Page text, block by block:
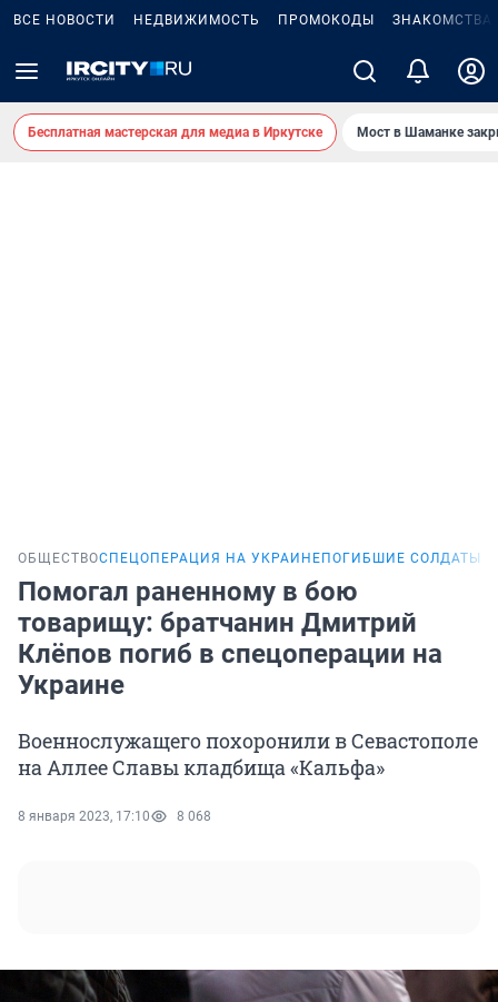
ВСЕ НОВОСТИ НЕДВИЖИМОСТЬ ПРОМОКОДЫ ЗНАКОМСТВА
Бесплатная мастерская для медиа в Иркутске Мост в Шаманке
ОБЩЕСТВОСПЕЦОПЕРАЦИЯ НА УКРАИНЕ ПОГИБШИЕ СОЛДАТЫ
Помогал раненному в бою
товарищу: братчанин Дмитрий
Клёпов погиб в спецоперации на
Украине
Военнослужащего похоронили в Севастополе
на Аллее Славы кладбища «Кальфа»
8 января 2023, 17:10 8 068